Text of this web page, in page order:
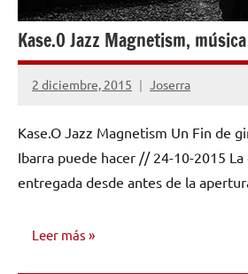
Kase.O Jazz Magnetism,
2 diciembre, 2015 Joserra
No
comentarios
Kase.O Jazz Magnetism Un Fin de
Ibarra puede hacer // 24-10-2015
entregada desde antes de la
Leer más